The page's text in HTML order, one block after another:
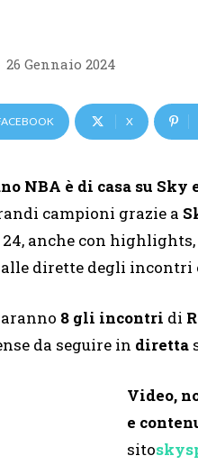
26 Gennaio 2024
X
NBA è di casa su Sky
campioni grazie a
24, anche con
dirette degli incontri
8 gli incontri di
da seguire in diretta
Video,
e
sito